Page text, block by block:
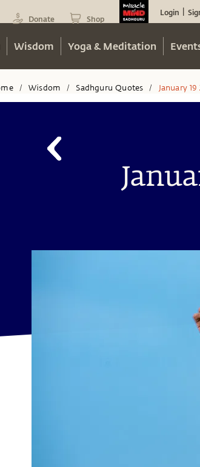
Donate Shop
Login
Wisdom Yoga & Meditation
/ Wisdom / Sadhguru Quotes / January 19